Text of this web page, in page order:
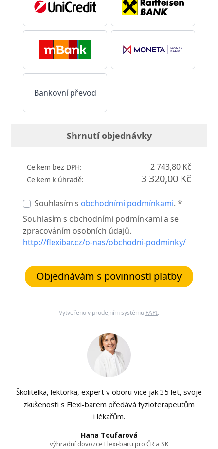
Bankovní převod
Shrnutí objednávky
Celkem bez DPH: 2 743,80 Kč
Celkem k úhradě: 3 320,00 Kč
Souhlasím s obchodními podmínkami. *
Souhlasím s obchodními podmínkami a se
zpracováním osobních údajů.
http://flexibar.cz/o-nas/obchodni-podminky/
Objednávám s povinností platby
Vytvořeno v prodejním systému FAPI.
Školitelka, lektorka, expert v oboru více jak 35 let, svoje
zkušenosti s Flexi-barem předává fyzioterapeutům
i lékařům.
Hana Toufarová
výhradní dovozce Flexi-baru pro ČR a SK